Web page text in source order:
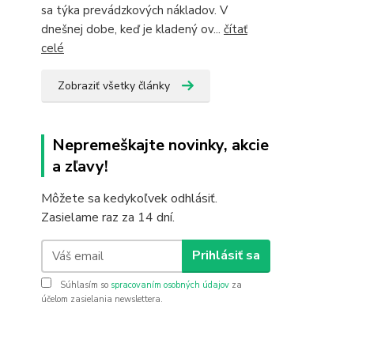
sa týka prevádzkových nákladov. V
dnešnej dobe, keď je kladený ov... čítať
celé
Zobraziť všetky články
Nepremeškajte novinky, akcie
a zľavy!
Môžete sa kedykoľvek odhlásiť.
Zasielame raz za 14 dní.
Prihlásiť sa
Súhlasím so spracovaním osobných údajov za
účelom zasielania newslettera.